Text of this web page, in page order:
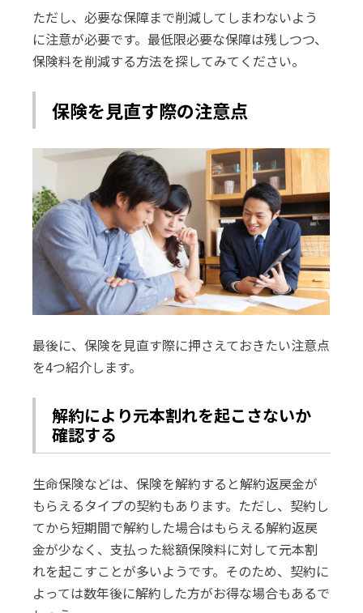
ただし、必要な保障まで削減してしまわないよう
に注意が必要です。最低限必要な保障は残しつつ、
保険料を削減する方法を探してみてください。
保険を見直す際の注意点
最後に、保険を見直す際に押さえておきたい注意点
を4つ紹介します。
解約により元本割れを起こさないか
確認する
生命保険などは、保険を解約すると解約返戻金が
もらえるタイプの契約もあります。ただし、契約し
てから短期間で解約した場合はもらえる解約返戻
金が少なく、支払った総額保険料に対して元本割
れを起こすことが多いようです。そのため、契約に
よっては数年後に解約した方がお得な場合もあるで